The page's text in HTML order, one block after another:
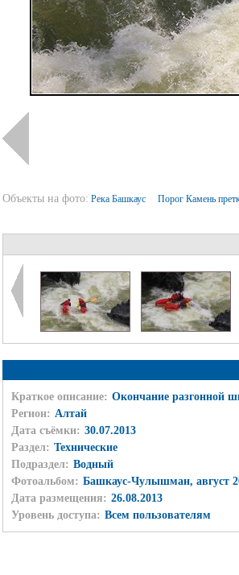
Объекты на фото: Река Башкаус Порог Камень
Краткое описание: Окончание разгонной
Регион: Алтай
Дата съёмки: 30.07.2013
Раздел: Технические
Подраздел: Водный
Фотоальбом: Башкаус-Чулышман, август
Дата размещения: 26.08.2013
Уровень доступа: Всем пользователям